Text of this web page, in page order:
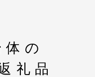
の
礼品